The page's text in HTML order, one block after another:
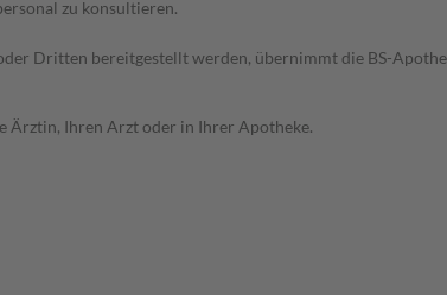
zu konsultieren.
Dritten bereitgestellt werden, übernimmt die BS-
Ärztin, Ihren Arzt oder in Ihrer Apotheke.